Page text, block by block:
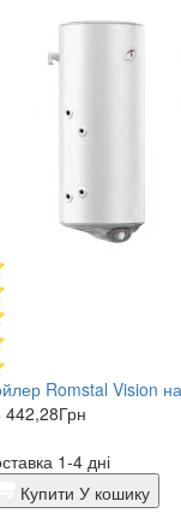
Romstal Vision
442,28Грн
1-4 дні
Купити У кошику